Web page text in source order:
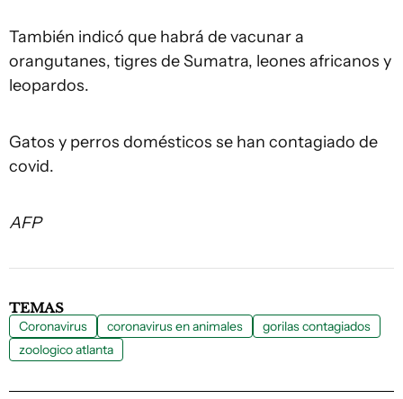
También indicó que habrá de vacunar a
orangutanes, tigres de Sumatra, leones africanos y
leopardos.
Gatos y perros domésticos se han contagiado de
covid.
AFP
TEMAS
Coronavirus coronavirus en animales
gorilas contagiados
zoologico atlanta